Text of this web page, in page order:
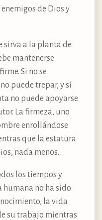
de Dios y
sirva a la planta de
mantenerse
Si no se
puede trepar, y si
no puede apoyarse
La firmeza, uno
enrollándose
que la estatura
nada menos.
los tiempos y
humana no ha sido
la vida
su trabajo mientras